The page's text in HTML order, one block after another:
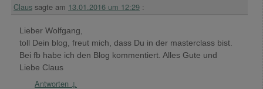
Claus sagte am 13.01.2016 um 12:29 :
Lieber Wolfgang,
toll Dein blog, freut mich, dass Du in der masterclass bist.
Bei fb habe ich den Blog kommentiert. Alles Gute und
Liebe Claus
Antworten ↓